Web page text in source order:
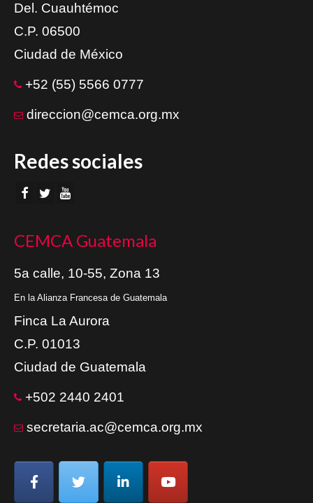
Del. Cuauhtémoc
C.P. 06500
Ciudad de México
+52 (55) 5566 0777
direccion@cemca.org.mx
Redes sociales
CEMCA Guatemala
5a calle, 10-55, Zona 13
En la Alianza Francesa de Guatemala
Finca La Aurora
C.P. 01013
Ciudad de Guatemala
+502 2440 2401
secretaria.ac@cemca.org.mx